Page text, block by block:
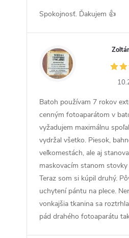
Spokojnosť. Ďakujem 👍
ZW
Batoh používam 7 rokov
cenným fotoaparátom v
vyžadujem maximálnu
vydržal všetko. Piesok,
veľkomestách, ale aj
maskovacím stanom
Teraz som si kúpil druhý.
uchytení pántu na plece.
vonkajšia tkanina sa
pád drahého fotoaparátu